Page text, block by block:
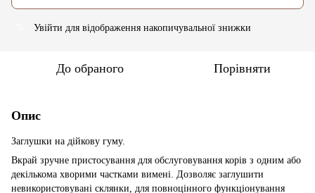
Увійти для відображення накопичувальної знижки
До обраного Порівняти
Опис
Заглушки на дійкову гуму.
Вкрай зручне пристосування для обслуговування корів з одним або
декількома хворими частками вимені. Дозволяє заглушити
невикористовувані склянки, для повноцінного функціонування